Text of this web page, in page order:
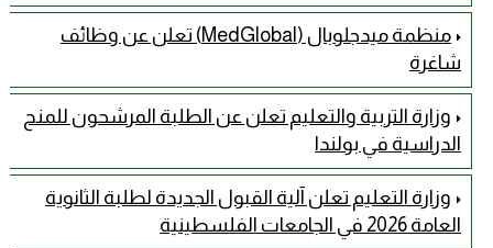
منظمة ميدجلوبال (MedGlobal) تعلن عن وظائف
شاغرة
وزارة التربية والتعليم تعلن عن الطلبة المرشحون للمنح
الدراسية في بولندا
وزارة التعليم تعلن آلية القبول الجديدة لطلبة الثانوية
العامة 2026 في الجامعات الفلسطينية